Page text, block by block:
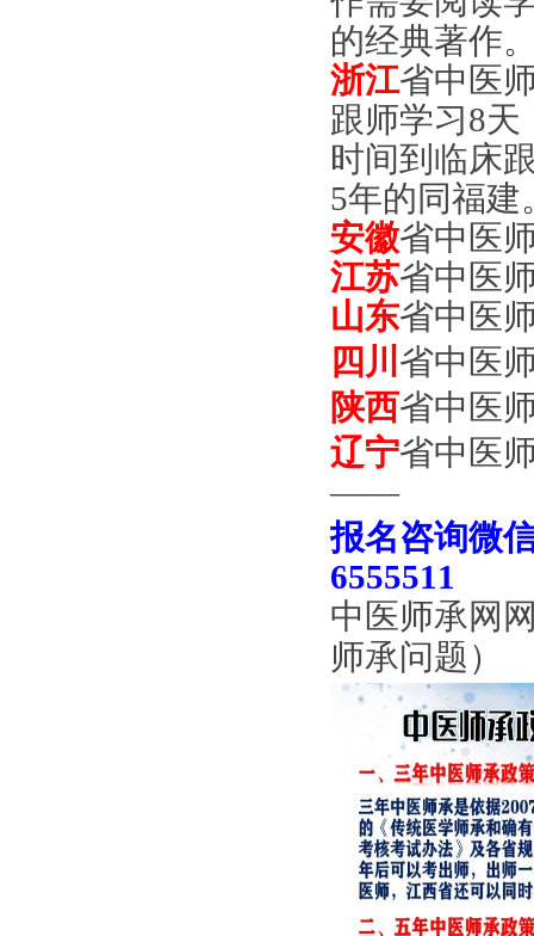
的经典著作
浙江省中医
跟师学习8
时间到临床
5年的同福建
安徽省中医
江苏省中医
山东省中医
四川 省中医
陕西省中医
辽宁省中医
——
报名咨询微
6555511
中医师承网
师承问题）